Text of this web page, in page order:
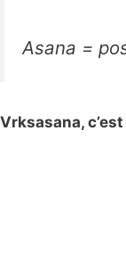
Asana =
Vrksasana,